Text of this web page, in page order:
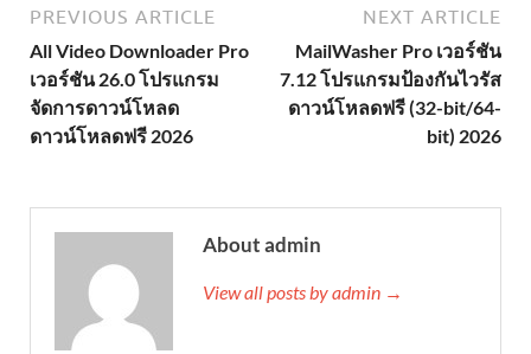
PREVIOUS ARTICLE
All Video Downloader Pro
เวอร์ชัน 26.0 โปรแกรม
จัดการดาวน์โหลด
ดาวน์โหลดฟรี 2026
NEXT ARTICLE
MailWasher Pro เวอร์ชัน
7.12 โปรแกรมป้องกันไวรัส
ดาวน์โหลดฟรี (32-bit/64-
bit) 2026
About admin
View all posts by admin →